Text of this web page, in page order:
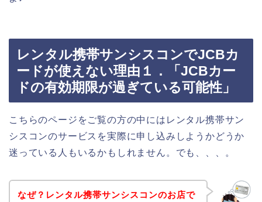
レンタル携帯サンシスコンでJCBカ
ードが使えない理由１．「JCBカー
ドの有効期限が過ぎている可能性」
こちらのページをご覧の方の中にはレンタル携帯サン
シスコンのサービスを実際に申し込みしようかどうか
迷っている人もいるかもしれません。でも、、、。
なぜ？レンタル携帯サンシスコンのお店で